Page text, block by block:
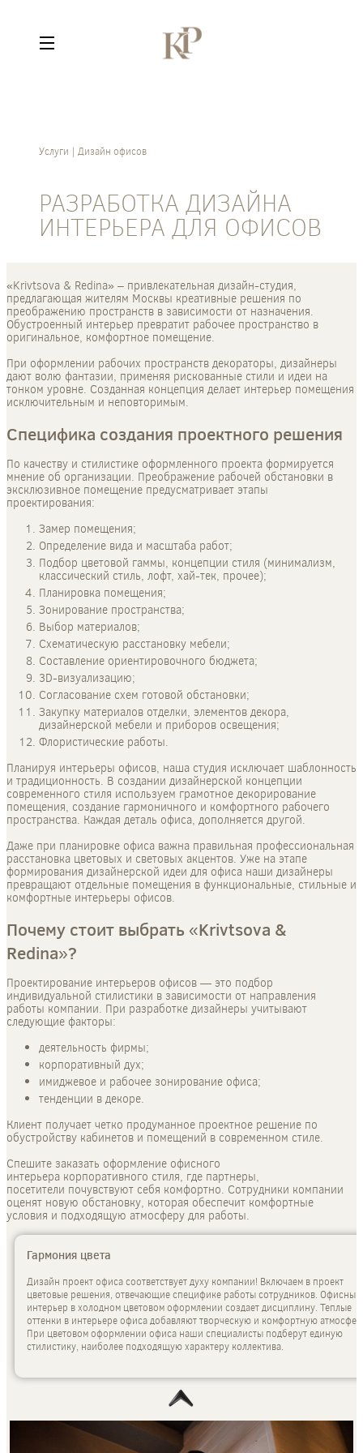
Услуги Дизайн офисов
РАЗРАБОТКА ДИЗАЙНА
ИНТЕРЬЕРА ДЛЯ ОФИСОВ
«Krivtsova & Redina» – привлекательная дизайн-студия,
предлагающая жителям Москвы креативные решения по
преображению пространств в зависимости от назначения.
Обустроенный интерьер превратит рабочее пространство в
оригинальное, комфортное помещение.
При оформлении рабочих пространств декораторы, дизайнеры
дают волю фантазии, применяя рискованные стили и идеи на
тонком уровне. Созданная концепция делает интерьер помещения
исключительным и неповторимым.
Специфика создания проектного решения
По качеству и стилистике оформленного проекта формируется
мнение об организации. Преображение рабочей обстановки в
эксклюзивное помещение предусматривает этапы
проектирования:
Замер помещения;
Определение вида и масштаба работ;
Подбор цветовой гаммы, концепции стиля (минимализм,
классический стиль, лофт, хай-тек, прочее);
Планировка помещения;
Зонирование пространства;
Выбор материалов;
Схематическую расстановку мебели;
Составление ориентировочного бюджета;
3D-визуализацию;
Согласование схем готовой обстановки;
Закупку материалов отделки, элементов декора,
дизайнерской мебели и приборов освещения;
Флористические работы.
Планируя интерьеры офисов, наша студия исключает шаблонность
и традиционность. В создании дизайнерской концепции
современного стиля используем грамотное декорирование
помещения, создание гармоничного и комфортного рабочего
пространства. Каждая деталь офиса, дополняется другой.
Даже при планировке офиса важна правильная профессиональная
расстановка цветовых и световых акцентов. Уже на этапе
формирования дизайнерской идеи для офиса наши дизайнеры
превращают отдельные помещения в функциональные, стильные и
комфортные интерьеры офисов.
Почему стоит выбрать «Krivtsova &
Redina»?
Проектирование интерьеров офисов — это подбор
индивидуальной стилистики в зависимости от направления
работы компании. При разработке дизайнеры учитывают
следующие факторы:
деятельность фирмы;
корпоративный дух;
имиджевое и рабочее зонирование офиса;
тенденции в декоре.
Клиент получает четко продуманное проектное решение по
обустройству кабинетов и помещений в современном стиле.
Спешите заказать оформление офисного
интерьера корпоративного стиля, где партнеры,
посетители почувствуют себя комфортно. Сотрудники компании
оценят новую обстановку, которая обеспечит комфортные
условия и подходящую атмосферу для работы.
Гармония цвета
Дизайн проект офиса соответствует духу компании! Включаем в проект
цветовые решения, отвечающие специфике работы сотрудников. Офисный
интерьер в холодном цветовом оформлении создает дисциплину. Теплые
оттенки в интерьере офиса добавляют творческую и комфортную
При цветовом оформлении офиса наши специалисты подберут единую
стилистику, наиболее подходящую характеру коллектива.